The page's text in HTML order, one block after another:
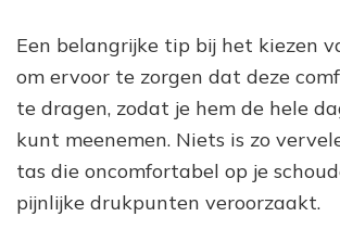
Een belangrijke tip bij het kiezen
om ervoor te zorgen dat deze
te dragen, zodat je hem de hele
kunt meenemen. Niets is zo
tas die oncomfortabel op je
pijnlijke drukpunten veroorzaakt.